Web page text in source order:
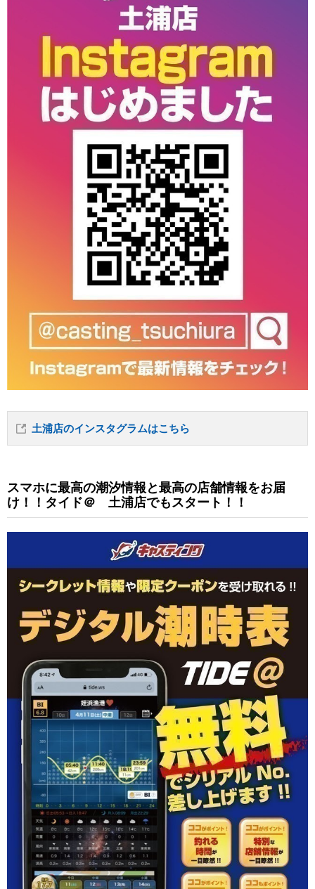
土浦店のインスタグラムはこちら
スマホに最高の潮汐情報と最高の店舗情報をお届
け！！タイド＠ 土浦店でもスタート！！